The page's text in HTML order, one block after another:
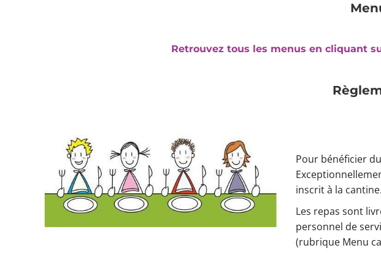
Retrouvez tous les menus en cliquant
Pour bénéficier
inscrit à la cantine.
Les repas sont
personnel de
(rubrique Menu